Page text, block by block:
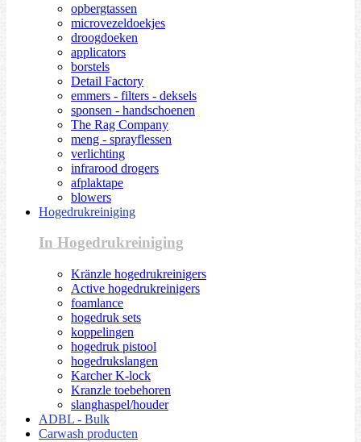
opbergtassen
microvezeldoekjes
droogdoeken
applicators
borstels
Detail Factory
emmers - filters - deksels
sponsen - handschoenen
The Rag Company
meng - sprayflessen
verlichting
infrarood drogers
afplaktape
blowers
Hogedrukreiniging
In Hogedrukreiniging
Kränzle hogedrukreinigers
Active hogedrukreinigers
foamlance
hogedruk sets
koppelingen
hogedruk pistool
hogedrukslangen
Karcher K-lock
Kranzle toebehoren
slanghaspel/houder
ADBL - Bulk
Carwash producten